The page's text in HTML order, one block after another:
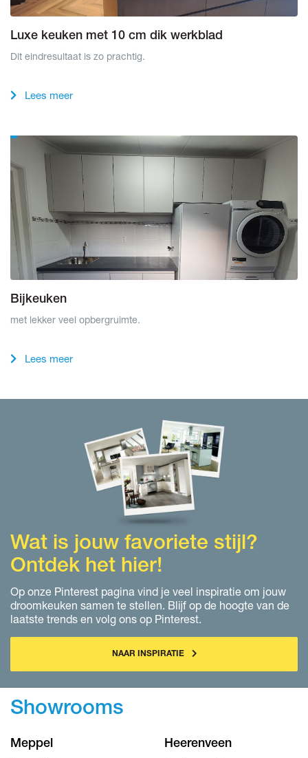
Luxe keuken met 10 cm dik werkblad
Dit eindresultaat is zo prachtig.
Lees meer
Bijkeuken
met lekker veel opbergruimte.
Lees meer
Wat is jouw favoriete stijl?
Ontdek het hier!
Op onze Pinterest pagina vind je veel inspiratie om jouw
droomkeuken samen te stellen. Blijf op de hoogte van de
laatste trends en volg ons op Pinterest.
NAAR INSPIRATIE
Showrooms
Meppel Heerenveen